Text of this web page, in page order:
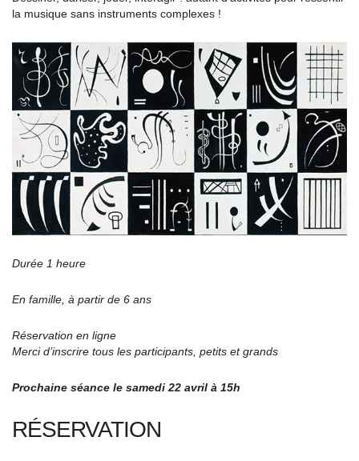
la musique sans instruments complexes !
Durée 1 heure
En famille, à partir de 6 ans
Réservation en ligne
Merci d’inscrire tous les participants, petits et grands
Prochaine séance le samedi 22 avril à 15h
RÉSERVATION